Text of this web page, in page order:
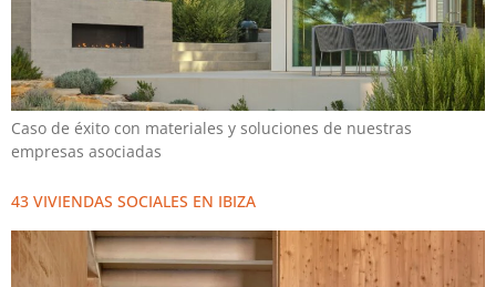
Caso de éxito con materiales y soluciones de nuestras
empresas asociadas
43 VIVIENDAS SOCIALES EN IBIZA